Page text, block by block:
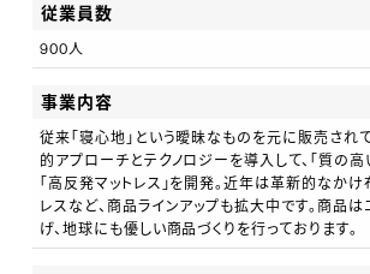
入社後は愛知県にて約1か月半の研修
研修や工場研修、電話応対研修等を経
エアウィーヴの販売員としての心構え
を学ぶ入店前研修があります。その後
研修やトランジショントレーニング（新
等もあり、配属後の教育体制も手厚く
会って共に学ぶ機会を設けております。
従業員数
900人
事業内容
従来「寝心地」という曖昧なものを元に販売され
的アプローチとテクノロジーを導入して、「質の
「高反発マットレス」を開発。近年は革新的なかけ
レスなど、商品ラインアップも拡大中です。商品は
げ、地球にも優しい商品づくりを行っております。